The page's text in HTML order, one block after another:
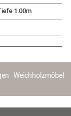
1.00m
Weichholzmöbel